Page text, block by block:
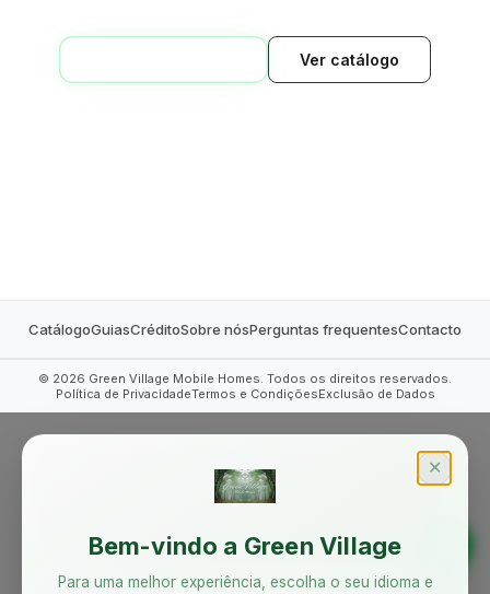
Ver catálogo
CatálogoGuiasCréditoSobre nósPerguntas frequentesContacto
© 2026 Green Village Mobile Homes. Todos os direitos reservados.
Política de PrivacidadeTermos e CondiçõesExclusão de Dados
✕
Bem-vindo a Green Village
Para uma melhor experiência, escolha o seu idioma e